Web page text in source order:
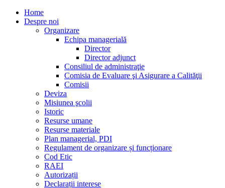
Home
Despre noi
Organizare
Echipa managerială
Director
Director adjunct
Consiliul de administraţie
Comisia de Evaluare şi Asigurare a Calităţii
Comisii
Deviza
Misiunea şcolii
Istoric
Resurse umane
Resurse materiale
Plan managerial, PDI
Regulament de organizare și funcționare
Cod Etic
RAEI
Autorizații
Declarații interese